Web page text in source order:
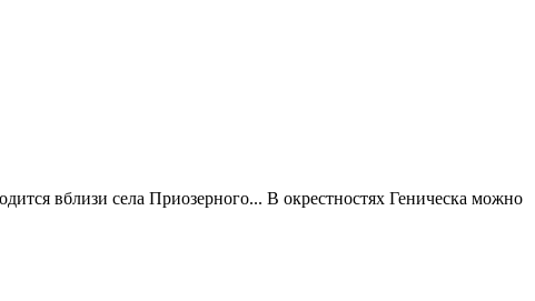
вблизи села Приозерного... В окрестностях Геническа можно